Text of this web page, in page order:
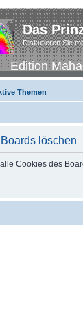
Das
Diskutieren Sie
Edition
Themen
löschen
Cookies des